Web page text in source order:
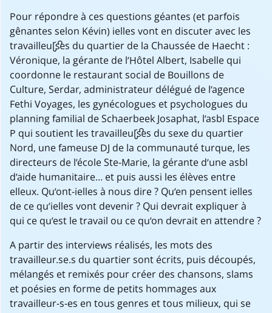
Pour répondre à ces questions géantes (et parfois
gênantes selon Kévin) ielles vont en discuter avec les
travailleur·ses du quartier de la Chaussée de Haecht :
Véronique, la gérante de l’Hôtel Albert, Isabelle qui
coordonne le restaurant social de Bouillons de
Culture, Serdar, administrateur délégué de l’agence
Fethi Voyages, les gynécologues et psychologues du
planning familial de Schaerbeek Josaphat, l’asbl Espace
P qui soutient les travailleur·ses du sexe du quartier
Nord, une fameuse DJ de la communauté turque, les
directeurs de l’école Ste-Marie, la gérante d’une asbl
d’aide humanitaire… et puis aussi les élèves entre
elleux. Qu’ont-ielles à nous dire ? Qu’en pensent ielles
de ce qu’ielles vont devenir ? Qui devrait expliquer à
qui ce qu’est le travail ou ce qu’on devrait en attendre ?
A partir des interviews réalisés, les mots des
travailleur.se.s du quartier sont écrits, puis découpés,
mélangés et remixés pour créer des chansons, slams
et poésies en forme de petits hommages aux
travailleur-s-es en tous genres et tous milieux, qui se